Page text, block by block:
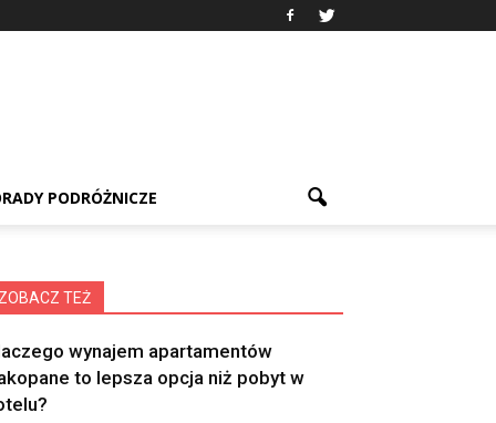
PODRÓŻNICZE
ZOBACZ TEŻ
wynajem apartamentów
to lepsza opcja niż pobyt w